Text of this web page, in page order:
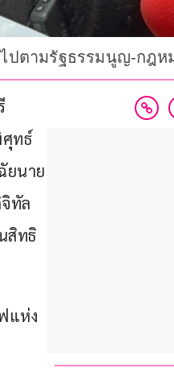
ไปตามรัฐธรรมนูญ-กฎ
ศุทธ์
ยนาย
ทัล
สิทธิ
แห่ง